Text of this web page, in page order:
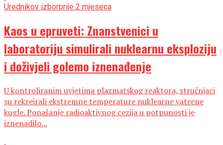
Urednikov izborprije 2 mjeseca
Kaos u epruveti: Znanstvenici u
laboratoriju simulirali nuklearnu eksploziju
i doživjeli golemo iznenađenje
U kontroliranim uvjetima plazmatskog reaktora, stručnjaci
su rekreirali ekstremne temperature nuklearne vatrene
kugle. Ponašanje radioaktivnog cezija u potpunosti je
iznenadilo...